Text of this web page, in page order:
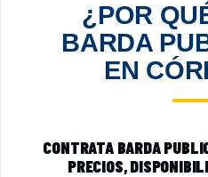
¿POR
BARDA
EN
CONTRATA BARDA
PRECIOS,